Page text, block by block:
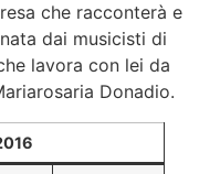
che racconterà e
dai musicisti di
lavora con lei da
Donadio.